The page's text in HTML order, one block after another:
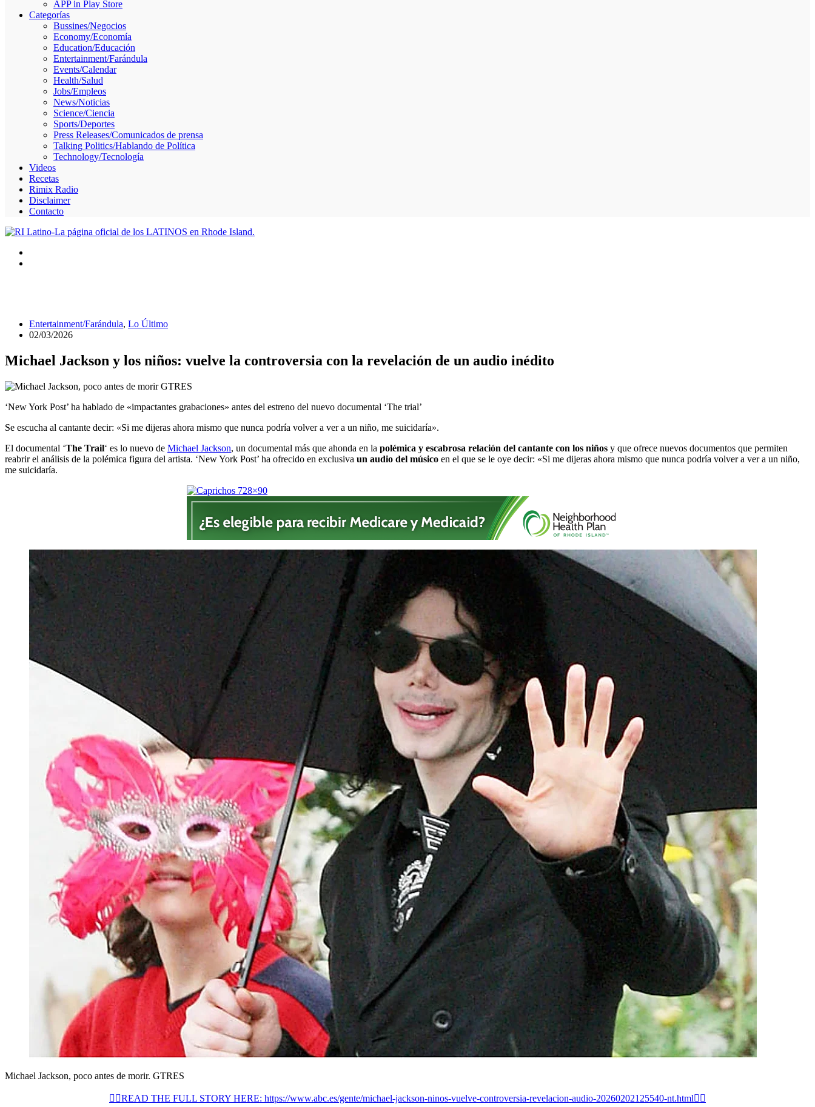
APP in Play Store
Categorías
Bussines/Negocios
Economy/Economía
Education/Educación
Entertainment/Farándula
Events/Calendar
Health/Salud
Jobs/Empleos
News/Noticias
Science/Ciencia
Sports/Deportes
Press Releases/Comunicados de prensa
Talking Politics/Hablando de Política
Technology/Tecnología
Videos
Recetas
Rimix Radio
Disclaimer
Contacto
Entertainment/Farándula, Lo Último
02/03/2026
Michael Jackson y los niños: vuelve la controversia con la revelación de un audio inédito
‘New York Post’ ha hablado de «impactantes grabaciones» antes del estreno del nuevo documental ‘The trial’
Se escucha al cantante decir: «Si me dijeras ahora mismo que nunca podría volver a ver a un niño, me suicidaría».
El documental ‘The Trail‘ es lo nuevo de Michael Jackson, un documental más que ahonda en la polémica y escabrosa relación del cantante con los niños y que ofrece nuevos documentos que permiten
reabrir el análisis de la polémica figura del artista. ‘New York Post’ ha ofrecido en exclusiva un audio del músico en el que se le oye decir: «Si me dijeras ahora mismo que nunca podría volver a ver a un niño,
me suicidaría.
Michael Jackson, poco antes de morir. GTRES
👉🏽READ THE FULL STORY HERE: https://www.abc.es/gente/michael-jackson-ninos-vuelve-controversia-revelacion-audio-20260202125540-nt.html👈🏽